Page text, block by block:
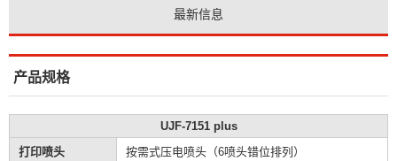
最新信息
产品规格
UJF-7151 plus
打印喷头
按需式压电喷头（6喷头错位排列）